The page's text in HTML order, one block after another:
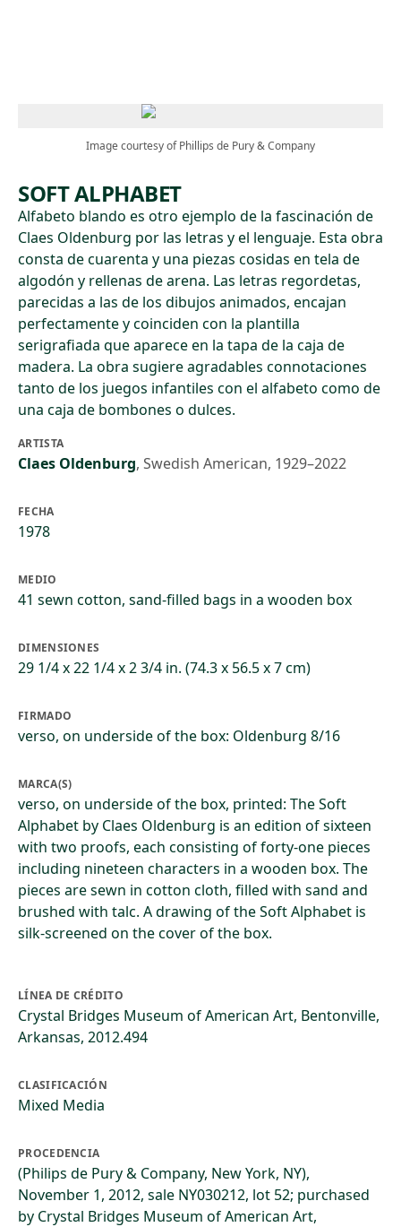
Image courtesy of Phillips de Pury & Company
SOFT ALPHABET
Alfabeto blando es otro ejemplo de la fascinación de
Claes Oldenburg por las letras y el lenguaje. Esta obra
consta de cuarenta y una piezas cosidas en tela de
algodón y rellenas de arena. Las letras regordetas,
parecidas a las de los dibujos animados, encajan
perfectamente y coinciden con la plantilla
serigrafiada que aparece en la tapa de la caja de
madera. La obra sugiere agradables connotaciones
tanto de los juegos infantiles con el alfabeto como de
una caja de bombones o dulces.
ARTISTA
Claes Oldenburg, Swedish American, 1929–2022
FECHA
1978
MEDIO
41 sewn cotton, sand-filled bags in a wooden box
DIMENSIONES
29 1/4 x 22 1/4 x 2 3/4 in. (74.3 x 56.5 x 7 cm)
FIRMADO
verso, on underside of the box: Oldenburg 8/16
MARCA(S)
verso, on underside of the box, printed: The Soft
Alphabet by Claes Oldenburg is an edition of sixteen
with two proofs, each consisting of forty-one pieces
including nineteen characters in a wooden box. The
pieces are sewn in cotton cloth, filled with sand and
brushed with talc. A drawing of the Soft Alphabet is
silk-screened on the cover of the box.
LÍNEA DE CRÉDITO
Crystal Bridges Museum of American Art, Bentonville,
Arkansas, 2012.494
CLASIFICACIÓN
Mixed Media
PROCEDENCIA
(Philips de Pury & Company, New York, NY),
November 1, 2012, sale NY030212, lot 52; purchased
by Crystal Bridges Museum of American Art,